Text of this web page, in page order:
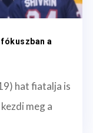
a
hat fiatalja is
meg a